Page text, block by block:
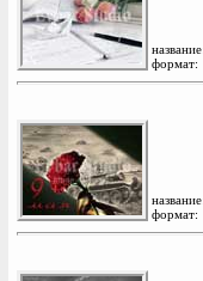
формат:
формат: